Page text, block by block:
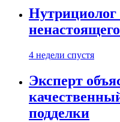
Нутрициолог
4 недели спустя
Эксперт
подделки